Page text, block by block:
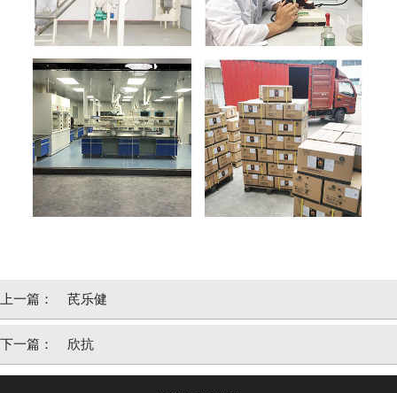
上一篇： 芪乐健
下一篇： 欣抗